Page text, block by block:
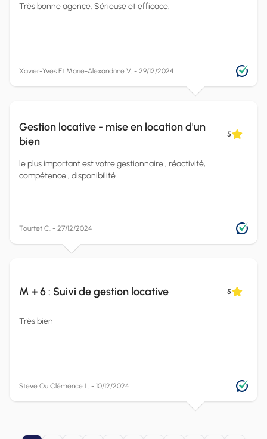
Très bonne agence. Sérieuse et efficace.
Xavier-Yves Et Marie-Alexandrine V. - 29/12/2024
Gestion locative - mise en location d'un
bien
5
le plus important est votre gestionnaire , réactivité,
compétence , disponibilité
Tourtet C. - 27/12/2024
M + 6 : Suivi de gestion locative 5
Très bien
Steve Ou Clémence L. - 10/12/2024